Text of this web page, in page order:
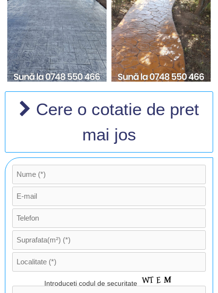
Cere o cotatie de pret
mai jos
Introduceti codul de securitate